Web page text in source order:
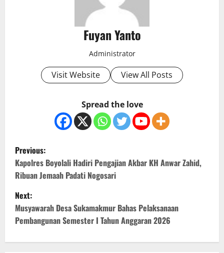
Fuyan Yanto
Administrator
Visit Website View All Posts
Spread the love
P
o
s
t
n
Previous:
Kapolres Boyolali Hadiri Pengajian Akbar KH Anwar Zahid,
Ribuan Jemaah Padati Nogosari
Next:
Musyawarah Desa Sukamakmur Bahas Pelaksanaan
Pembangunan Semester I Tahun Anggaran 2026